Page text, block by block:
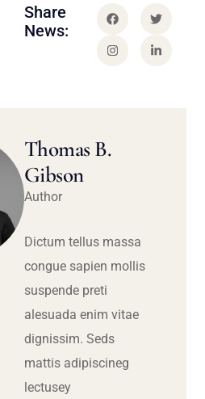
Share
News:
Thomas B.
Gibson
Author
Dictum tellus massa
congue sapien mollis
suspende preti
alesuada enim vitae
dignissim. Seds
mattis adipiscineg
lectusey